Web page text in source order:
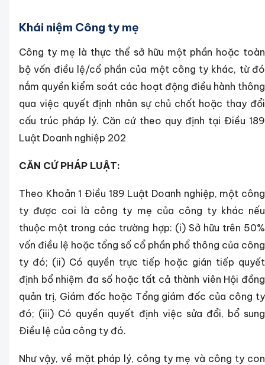
Khái niệm Công ty mẹ
Công ty mẹ là thực thể sở hữu một phần hoặc toàn
bộ vốn điều lệ/cổ phần của một công ty khác, từ đó
nắm quyền kiểm soát các hoạt động điều hành thông
qua việc quyết định nhân sự chủ chốt hoặc thay đổi
cấu trúc pháp lý. Căn cứ theo quy định tại Điều 189
Luật Doanh nghiệp 202
CĂN CỨ PHÁP LUẬT:
Theo Khoản 1 Điều 189 Luật Doanh nghiệp, một công
ty được coi là công ty mẹ của công ty khác nếu
thuộc một trong các trường hợp: (i) Sở hữu trên 50%
vốn điều lệ hoặc tổng số cổ phần phổ thông của công
ty đó; (ii) Có quyền trực tiếp hoặc gián tiếp quyết
định bổ nhiệm đa số hoặc tất cả thành viên Hội đồng
quản trị, Giám đốc hoặc Tổng giám đốc của công ty
đó; (iii) Có quyền quyết định việc sửa đổi, bổ sung
Điều lệ của công ty đó.
Như vậy, về mặt pháp lý, công ty mẹ và công ty con